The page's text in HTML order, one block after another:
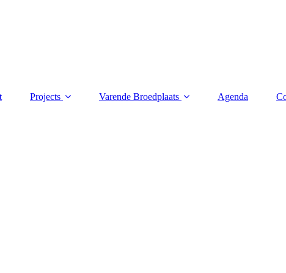
Projects Varende Broedplaats Agenda